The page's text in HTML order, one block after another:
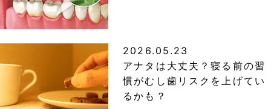
2026.05.23
アナタは大丈夫？寝る前の習
慣がむし歯リスクを上げてい
るかも？